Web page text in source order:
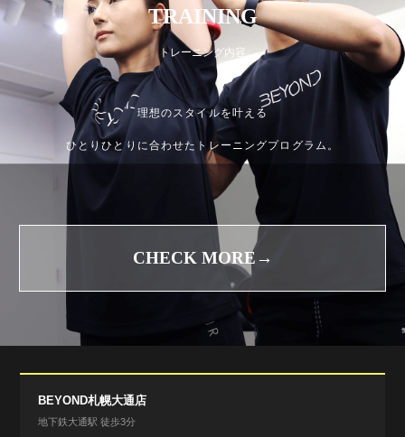
TRAINING
トレーニング内容
理想のスタイルを叶える
ひとりひとりに合わせたトレーニングプログラム。
CHECK MORE→
BEYOND札幌大通店
地下鉄大通駅 徒歩3分